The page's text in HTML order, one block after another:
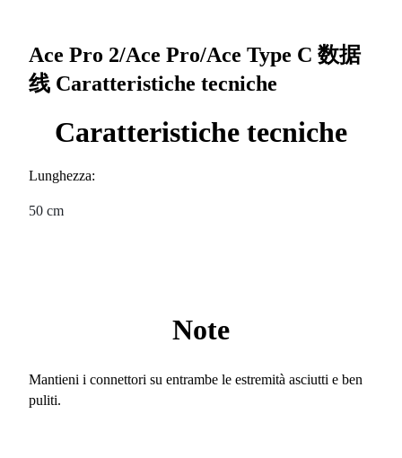
Ace Pro 2/Ace Pro/Ace Type C 数据
线 Caratteristiche tecniche
Caratteristiche tecniche
Lunghezza:
50 cm
Note
Mantieni i connettori su entrambe le estremità asciutti e ben
puliti.